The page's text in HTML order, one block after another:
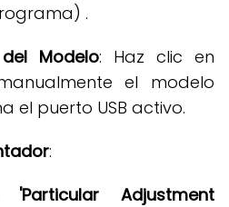
.
Modelo: Haz clic en
el modelo
el puerto USB activo.
:
'Particular Adjustment